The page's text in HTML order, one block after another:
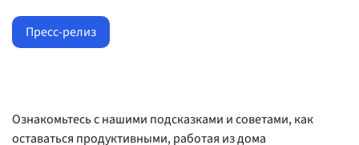
Пресс-релиз
Ознакомьтесь с нашими подсказками и советами, как
оставаться продуктивными, работая из дома